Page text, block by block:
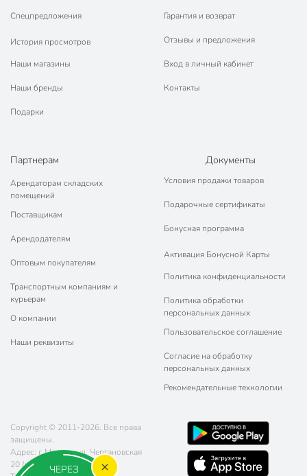
ЧЕРЕЗ
Спецпредложения
История просмотров
Наши магазины
Наши бренды
Подарки
Гарантия и возврат
Отзывы и предложения
Вход в личный кабинет
Контакты
Партнерам
Арендаторам складских
помещений
Поставщикам
Арендодателям
Оптовым покупателям
Транспортным компаниям и
курьерам
О компании
Наши реквизиты
Документы
Условия продажи товаров
Подарочные сертификаты
Бонусная программа
Активация Бонусной Карты
Политика конфиденциальности
Политика обработки
персональных данных
Пользовательское соглашение
Согласие на обработку
персональных данных
Рекомендательные технологии
Copyright © 2011-2026. Все права
защищены.
Адрес: г. Москва, ул. Чертановская
20 (метро Южная)